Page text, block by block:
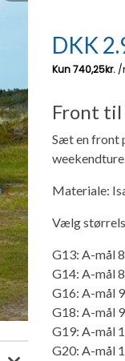
DKK
Front til
Sæt en front
Materiale:
Vælg
G13: A-mål
G14: A-mål
G16: A-mål
G18: A-mål
G19: A-mål
G20: A-mål